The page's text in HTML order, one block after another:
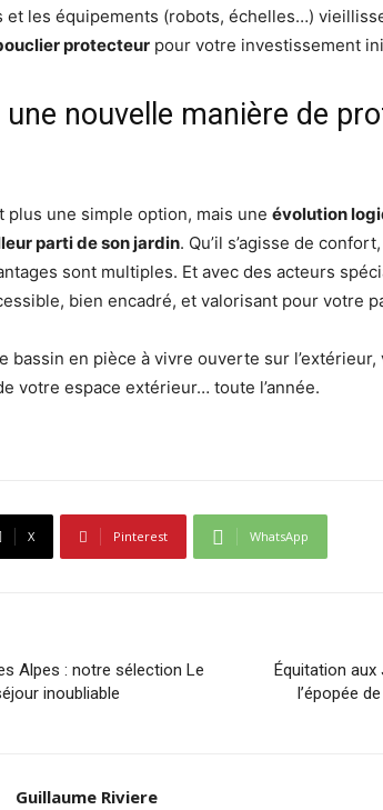
et les équipements (robots, échelles…)
protecteur pour votre investissement
nouvelle manière de
plus une simple option, mais une évolution
parti de son jardin. Qu’il s’agisse de
sont multiples. Et avec des acteurs
bien encadré, et valorisant pour votre
bassin en pièce à vivre ouverte sur
votre espace extérieur… toute l’année.
X Pinterest WhatsApp
Alpes : notre sélection Le
inoubliable
Équitation aux
l’épopée
Guillaume Riviere